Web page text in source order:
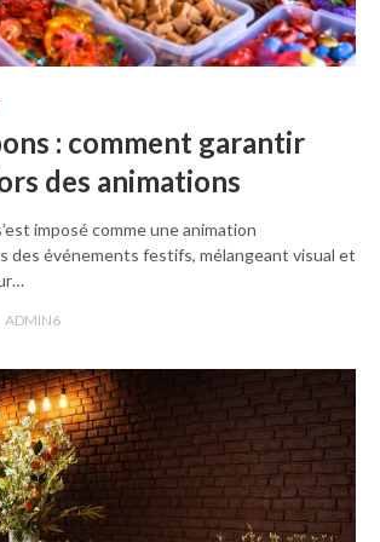
: comment garantir
des animations
imposé comme une animation
des événements festifs, mélangeant visual et
ADMIN6